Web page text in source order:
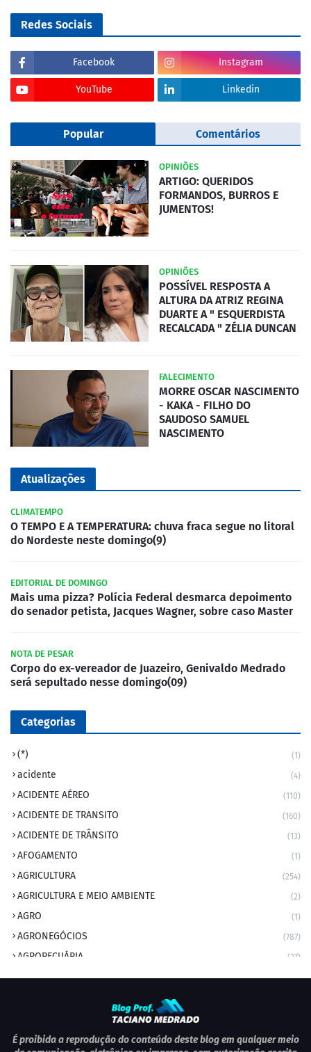
Redes Sociais
Facebook Instagram
YouTube Linkedin
Popular Comentários
OPINIÕES
ARTIGO: QUERIDOS
FORMANDOS, BURROS E
JUMENTOS!
OPINIÕES
POSSÍVEL RESPOSTA A
ALTURA DA ATRIZ REGINA
DUARTE A " ESQUERDISTA
RECALCADA " ZÉLIA DUNCAN
FALECIMENTO
MORRE OSCAR NASCIMENTO
- KAKA - FILHO DO
SAUDOSO SAMUEL
NASCIMENTO
Atualizações
CLIMATEMPO
O TEMPO E A TEMPERATURA: chuva fraca segue no litoral
do Nordeste neste domingo(9)
EDITORIAL DE DOMINGO
Mais uma pizza? Polícia Federal desmarca depoimento
do senador petista, Jacques Wagner, sobre caso Master
NOTA DE PESAR
Corpo do ex-vereador de Juazeiro, Genivaldo Medrado
será sepultado nesse domingo(09)
Categorias
(*) (1)
acidente (4)
ACIDENTE AÉREO (110)
ACIDENTE DE TRANSITO (160)
ACIDENTE DE TRÂNSITO (13)
AFOGAMENTO (1)
AGRICULTURA (254)
AGRICULTURA E MEIO AMBIENTE (2)
AGRO (1)
AGRONEGÓCIOS (787)
AGROPECUÁRIA (37)
AMBIENTE (9)
ANIVERSÁRIO DA CIDADE
ANIVERSÁRIOS (1)
É proibida a reprodução do conteúdo deste blog em qualquer meio